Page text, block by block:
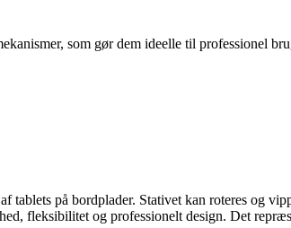
som gør dem ideelle til professionel
på bordplader. Stativet kan roteres og
fleksibilitet og professionelt design. Det